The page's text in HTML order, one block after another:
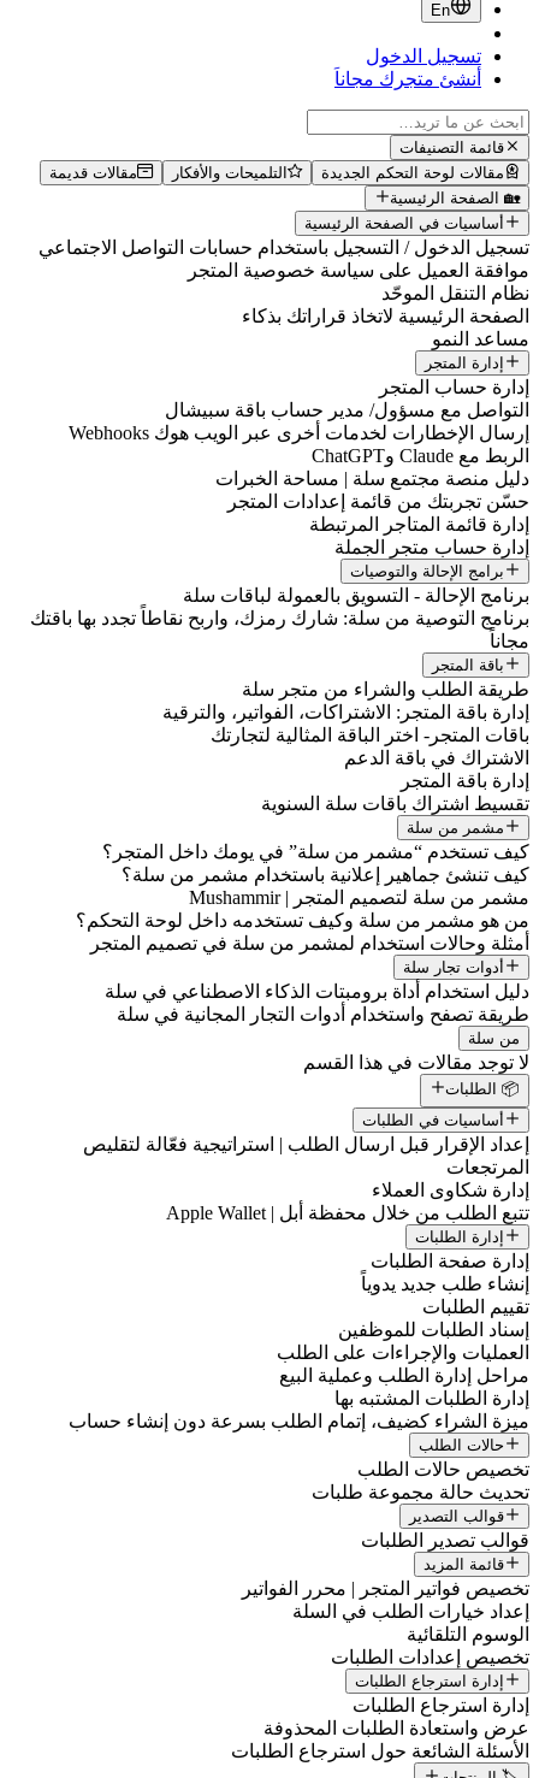
En
تسجيل الدخول
أنشئ متجرك مجاناَ
قائمة التصنيفات
مقالات لوحة التحكم الجديدة
التلميحات والأفكار
مقالات قديمة
🏡 الصفحة الرئيسية
أساسيات في الصفحة الرئيسية
تسجيل الدخول / التسجيل باستخدام حسابات التواصل الاجتماعي
موافقة العميل على سياسة خصوصية المتجر
نظام التنقل الموحّد
الصفحة الرئيسية لاتخاذ قراراتك بذكاء
مساعد النمو
إدارة المتجر
إدارة حساب المتجر
التواصل مع مسؤول/ مدير حساب باقة سبيشال
إرسال الإخطارات لخدمات أخرى عبر الويب هوك Webhooks
الربط مع Claude وChatGPT
دليل منصة مجتمع سلة | مساحة الخبرات
حسّن تجربتك من قائمة إعدادات المتجر
إدارة قائمة المتاجر المرتبطة
إدارة حساب متجر الجملة
برامج الإحالة والتوصيات
برنامج الإحالة - التسويق بالعمولة لباقات سلة
برنامج التوصية من سلة: شارك رمزك، واربح نقاطاً تجدد بها باقتك
مجاناً
باقة المتجر
طريقة الطلب والشراء من متجر سلة
إدارة باقة المتجر: الاشتراكات، الفواتير، والترقية
باقات المتجر- اختر الباقة المثالية لتجارتك
الاشتراك في باقة الدعم
إدارة باقة المتجر
تقسيط اشتراك باقات سلة السنوية
مشمر من سلة
كيف تستخدم “مشمر من سلة” في يومك داخل المتجر؟
كيف تنشئ جماهير إعلانية باستخدام مشمر من سلة؟
مشمر من سلة لتصميم المتجر | Mushammir
من هو مشمر من سلة وكيف تستخدمه داخل لوحة التحكم؟
أمثلة وحالات استخدام لمشمر من سلة في تصميم المتجر
أدوات تجار سلة
دليل استخدام أداة برومبتات الذكاء الاصطناعي في سلة
طريقة تصفح واستخدام أدوات التجار المجانية في سلة
من سلة
لا توجد مقالات في هذا القسم
📦 الطلبات
أساسيات في الطلبات
إعداد الإقرار قبل ارسال الطلب | استراتيجية فعّالة لتقليص
المرتجعات
إدارة شكاوى العملاء
تتبع الطلب من خلال محفظة أبل | Apple Wallet
إدارة الطلبات
إدارة صفحة الطلبات
إنشاء طلب جديد يدوياً
تقييم الطلبات
إسناد الطلبات للموظفين
العمليات والإجراءات على الطلب
مراحل إدارة الطلب وعملية البيع
إدارة الطلبات المشتبه بها
ميزة الشراء كضيف، إتمام الطلب بسرعة دون إنشاء حساب
حالات الطلب
تخصيص حالات الطلب
تحديث حالة مجموعة طلبات
قوالب التصدير
قوالب تصدير الطلبات
قائمة المزيد
تخصيص فواتير المتجر | محرر الفواتير
إعداد خيارات الطلب في السلة
الوسوم التلقائية
تخصيص إعدادات الطلبات
إدارة استرجاع الطلبات
إدارة استرجاع الطلبات
عرض واستعادة الطلبات المحذوفة
الأسئلة الشائعة حول استرجاع الطلبات